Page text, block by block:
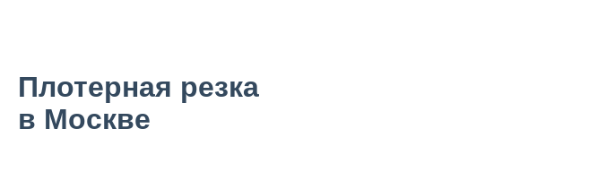
Плотерная резка
в Москве